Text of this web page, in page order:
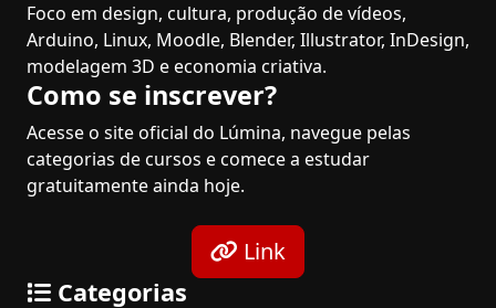
Foco em design, cultura, produção de vídeos,
Arduino, Linux, Moodle, Blender, Illustrator, InDesign,
modelagem 3D e economia criativa.
Como se inscrever?
Acesse o site oficial do Lúmina, navegue pelas
categorias de cursos e comece a estudar
gratuitamente ainda hoje.
Link
Categorias